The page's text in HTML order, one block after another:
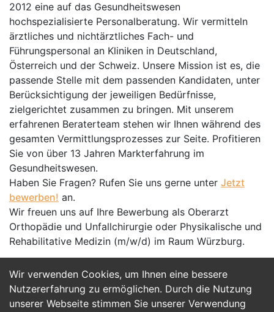
Wir verwenden Cookies, um Ihnen eine bessere
Nutzererfahrung zu ermöglichen. Durch die Nutzung
unserer Webseite stimmen Sie unserer Verwendung
2012 eine auf das Gesundheitswesen
hochspezialisierte Personalberatung. Wir vermitteln
ärztliches und nichtärztliches Fach- und
Führungspersonal an Kliniken in Deutschland,
Österreich und der Schweiz. Unsere Mission ist es, die
passende Stelle mit dem passenden Kandidaten, unter
Berücksichtigung der jeweiligen Bedürfnisse,
zielgerichtet zusammen zu bringen. Mit unserem
erfahrenen Beraterteam stehen wir Ihnen während des
gesamten Vermittlungsprozesses zur Seite. Profitieren
Sie von über 13 Jahren Markterfahrung im
Gesundheitswesen.
Haben Sie Fragen? Rufen Sie uns gerne unter Jetzt
bewerben! an.
Wir freuen uns auf Ihre Bewerbung als Oberarzt
Orthopädie und Unfallchirurgie oder Physikalische und
Rehabilitative Medizin (m/w/d) im Raum Würzburg.
Jetzt Bewerben